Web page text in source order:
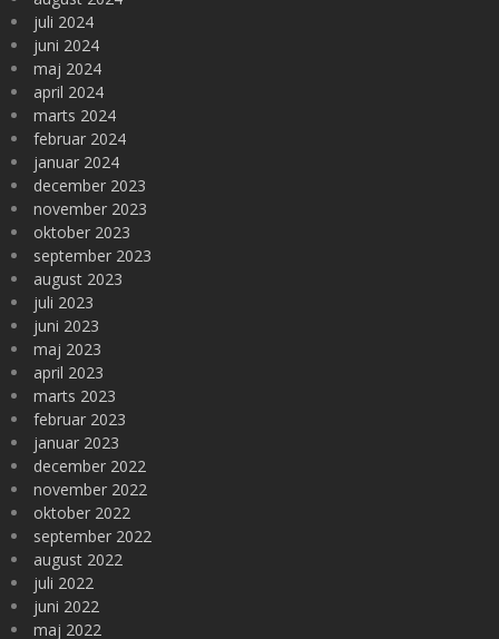
juli 2024
juni 2024
maj 2024
april 2024
marts 2024
februar 2024
januar 2024
december 2023
november 2023
oktober 2023
september 2023
august 2023
juli 2023
juni 2023
maj 2023
april 2023
marts 2023
februar 2023
januar 2023
december 2022
november 2022
oktober 2022
september 2022
august 2022
juli 2022
juni 2022
maj 2022